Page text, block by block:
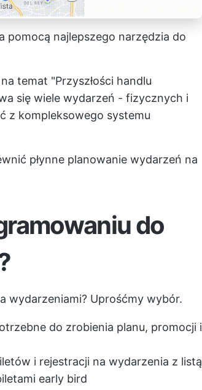
pomocą najlepszego narzędzia do
temat "Przyszłości handlu
się wiele wydarzeń - fizycznych i
z kompleksowego systemu
płynne planowanie wydarzeń na
do
wydarzeniami? Uprośćmy wybór.
do zrobienia planu, promocji i
i rejestracji na wydarzenia z listą
early bird